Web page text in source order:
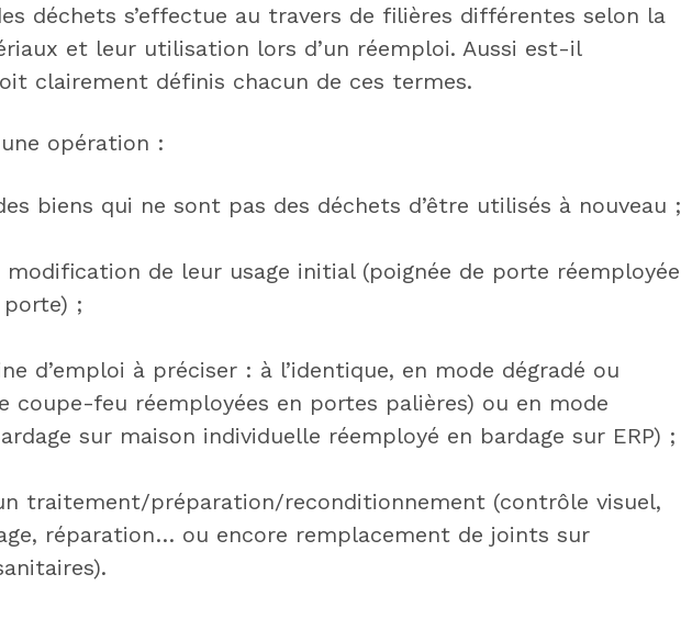
déchets s’effectue au travers de filières différentes selon la
et leur utilisation lors d’un réemploi. Aussi est-il
clairement définis chacun de ces termes.
opération :
biens qui ne sont pas des déchets d’être utilisés à nouveau ;
modification de leur usage initial (poignée de porte réemployée
porte) ;
d’emploi à préciser : à l’identique, en mode dégradé ou
coupe-feu réemployées en portes palières) ou en mode
sur maison individuelle réemployé en bardage sur ERP) ;
traitement/préparation/reconditionnement (contrôle visuel,
réparation… ou encore remplacement de joints sur